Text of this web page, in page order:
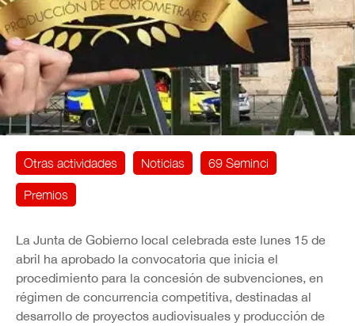
Otras actividades Noticias 69 Seminci
Premios
La Junta de Gobierno local celebrada este lunes 15 de
abril ha aprobado la convocatoria que inicia el
procedimiento para la concesión de subvenciones, en
régimen de concurrencia competitiva, destinadas al
desarrollo de proyectos audiovisuales y producción de